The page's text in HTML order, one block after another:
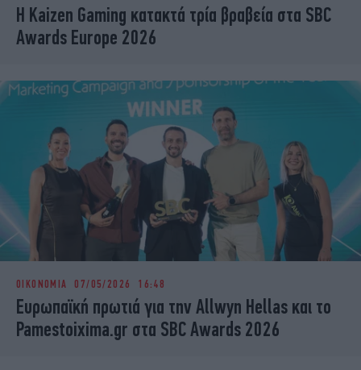
Η Kaizen Gaming κατακτά τρία βραβεία στα SBC
Awards Europe 2026
ΟΙΚΟΝΟΜΙΑ 07/05/2026 16:48
Ευρωπαϊκή πρωτιά για την Allwyn Hellas και το
Pamestoixima.gr στα SBC Awards 2026